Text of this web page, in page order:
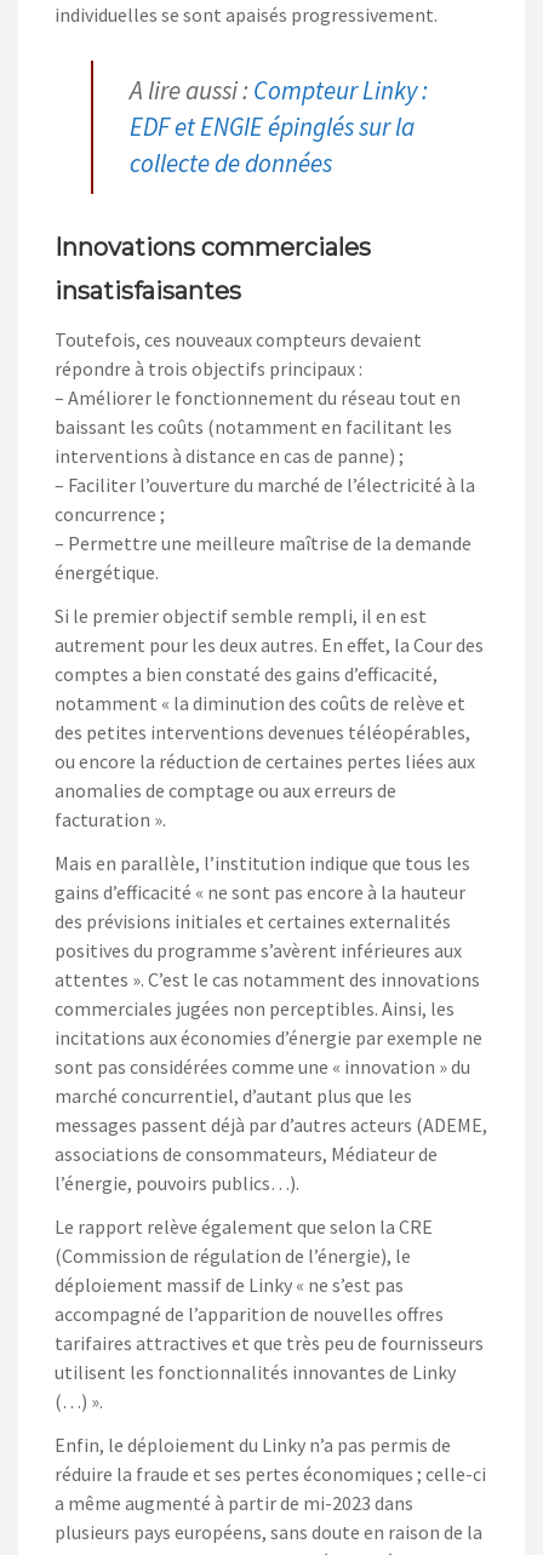
individuelles se sont apaisés progressivement.
A lire aussi : Compteur Linky :
EDF et ENGIE épinglés sur la
collecte de données
Innovations commerciales
insatisfaisantes
Toutefois, ces nouveaux compteurs devaient
répondre à trois objectifs principaux :
– Améliorer le fonctionnement du réseau tout en
baissant les coûts (notamment en facilitant les
interventions à distance en cas de panne) ;
– Faciliter l’ouverture du marché de l’électricité à la
concurrence ;
– Permettre une meilleure maîtrise de la demande
énergétique.
Si le premier objectif semble rempli, il en est
autrement pour les deux autres. En effet, la Cour des
comptes a bien constaté des gains d’efficacité,
notamment « la diminution des coûts de relève et
des petites interventions devenues téléopérables,
ou encore la réduction de certaines pertes liées aux
anomalies de comptage ou aux erreurs de
facturation ».
Mais en parallèle, l’institution indique que tous les
gains d’efficacité « ne sont pas encore à la hauteur
des prévisions initiales et certaines externalités
positives du programme s’avèrent inférieures aux
attentes ». C’est le cas notamment des innovations
commerciales jugées non perceptibles. Ainsi, les
incitations aux économies d’énergie par exemple ne
sont pas considérées comme une « innovation » du
marché concurrentiel, d’autant plus que les
messages passent déjà par d’autres acteurs (ADEME,
associations de consommateurs, Médiateur de
l’énergie, pouvoirs publics…).
Le rapport relève également que selon la CRE
(Commission de régulation de l’énergie), le
déploiement massif de Linky « ne s’est pas
accompagné de l’apparition de nouvelles offres
tarifaires attractives et que très peu de fournisseurs
utilisent les fonctionnalités innovantes de Linky
(…) ».
Enfin, le déploiement du Linky n’a pas permis de
réduire la fraude et ses pertes économiques ; celle-ci
a même augmenté à partir de mi-2023 dans
plusieurs pays européens, sans doute en raison de la